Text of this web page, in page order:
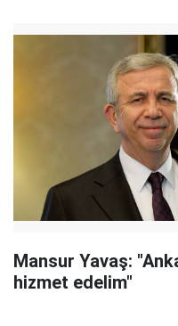
Mansur Yavaş:
hizmet edelim"